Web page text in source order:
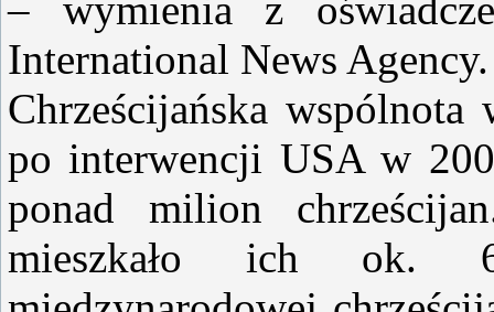
International News Agency.
Chrześcijańska
po interwencji USA w
ponad milion
mieszkało ich ok.